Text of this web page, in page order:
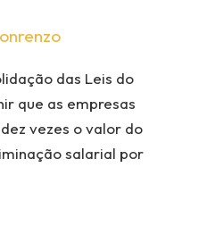
das Leis do
que as empresas
vezes o valor do
salarial por